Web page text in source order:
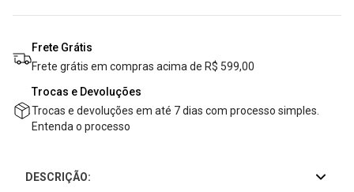
Frete Grátis
Frete grátis em compras acima de R$ 599,00
Trocas e Devoluções
Trocas e devoluções em até 7 dias com processo simples.
Entenda o processo
DESCRIÇÃO: